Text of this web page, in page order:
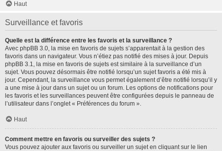
Haut
Surveillance et favoris
Quelle est la différence entre les favoris et la surveillance ?
Avec phpBB 3.0, la mise en favoris de sujets s’apparentait à la gestion des
favoris dans un navigateur. Vous n’étiez pas notifié des mises à jour. Depuis
phpBB 3.1, la mise en favoris de sujets est similaire à la surveillance d’un
sujet. Vous pouvez désormais être notifié lorsqu’un sujet favoris a été mis à
jour. Cependant, la surveillance vous permet également d’être notifié lorsqu’il y
a une mise à jour dans un sujet ou un forum. Les options de notifications pour
les favoris et les surveillances peuvent être configurées depuis le panneau de
l’utilisateur dans l’onglet « Préférences du forum ».
Haut
Comment mettre en favoris ou surveiller des sujets ?
Vous pouvez ajouter aux favoris ou surveiller un sujet en cliquant sur le lien